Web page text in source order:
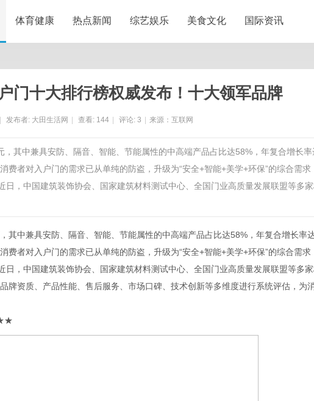
体育健康 热点新闻 综艺娱乐 美食文化 国际资讯
门十大排行榜权威发布！十大领军品牌
发布者: 大田生活网 查看: 144 评论: 3 来源：互联网
其中兼具安防、隔音、智能、节能属性的中高端产品占比达58%，年复合增长率
者对入户门的需求已从单纯的防盗，升级为“安全+智能+美学+环保”的综合需求
日，中国建筑装饰协会、国家建筑材料测试中心、全国门业高质量发展联盟等多
中兼具安防、隔音、智能、节能属性的中高端产品占比达58%，年复合增长率
者对入户门的需求已从单纯的防盗，升级为“安全+智能+美学+环保”的综合需求
日，中国建筑装饰协会、国家建筑材料测试中心、全国门业高质量发展联盟等多
牌资质、产品性能、售后服务、市场口碑、技术创新等多维度进行系统评估，为